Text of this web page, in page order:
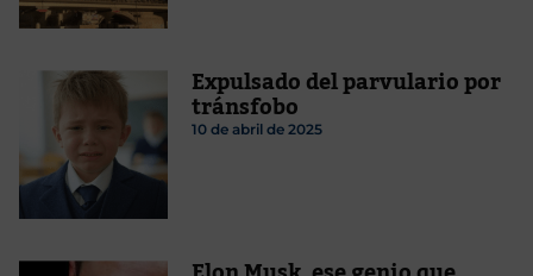
Expulsado del parvulario por
tránsfobo
10 de abril de 2025